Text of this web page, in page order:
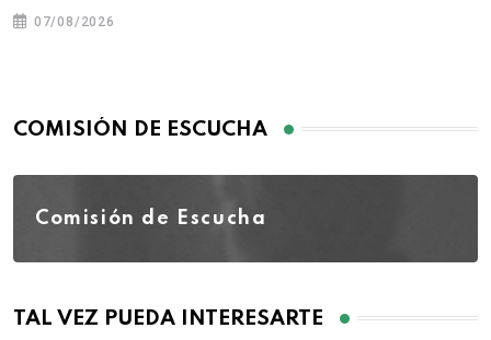
07/08/2026
COMISIÓN DE ESCUCHA
Comisión de Escucha
TAL VEZ PUEDA INTERESARTE